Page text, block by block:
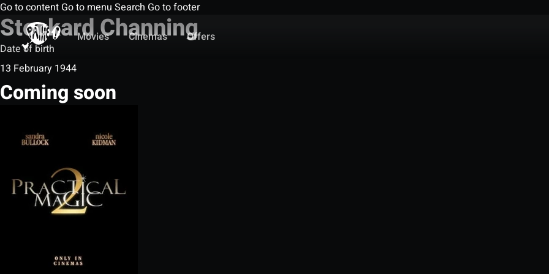
Go to content Go to menu Search Go to footer
Movies
Cinemas Offers
Stockard Channing
Date of birth
13 February 1944
Coming soon